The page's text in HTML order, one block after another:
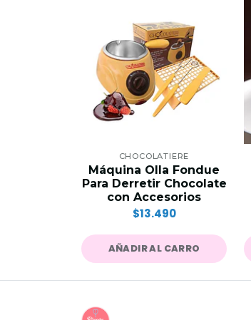
CHOCOLATIERE
Máquina Olla Fondue
Para Derretir Chocolate
con Accesorios
$13.490
AÑADIR AL CARRO